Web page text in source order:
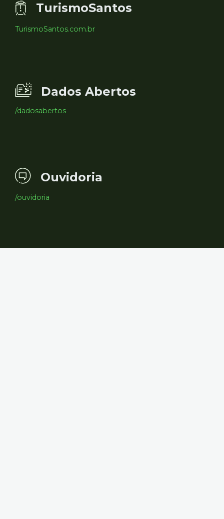
TurismoSantos
TurismoSantos.com.br
Dados Abertos
/dadosabertos
Ouvidoria
/ouvidoria